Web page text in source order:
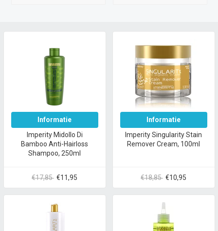
Informatie
Imperity Midollo Di
Bamboo Anti-Hairloss
Shampoo, 250ml
€17,85 €11,95
Informatie
Imperity Singularity Stain
Remover Cream, 100ml
€18,85 €10,95